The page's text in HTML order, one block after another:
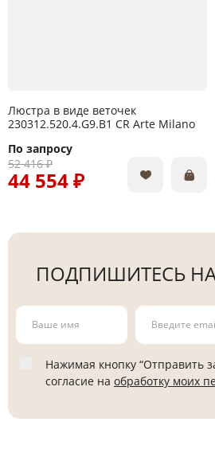
Люстра в виде веточек
230312.520.4.G9.B1 CR Arte Milano
По запросу
52 416 ₽
44 554 ₽
ПОДПИШИТЕСЬ
Нажимая кнопку “Отправить
согласие на обработку моих